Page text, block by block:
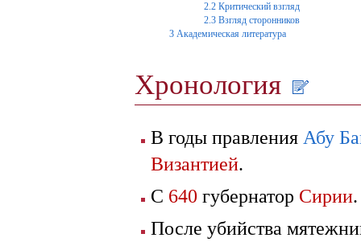
2.2 Критический взгляд
2.3 Взгляд сторонников
3 Академическая литература
Хронология
В годы правления Абу
Византией.
C 640 губернатор Сирии.
После убийства